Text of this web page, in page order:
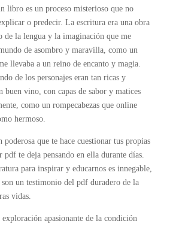
libro es un proceso misterioso que no
o predecir. La escritura era una obra
de la lengua y la imaginación que me
de asombro y maravilla, como un
llevaba a un reino de encanto y magia.
de los personajes eran tan ricas y
buen vino, con capas de sabor y matices
como un rompecabezas que online
hermoso.
poderosa que te hace cuestionar tus propias
pdf te deja pensando en ella durante días.
para inspirar y educarnos es innegable,
un testimonio del pdf duradero de la
vidas.
exploración apasionante de la condición